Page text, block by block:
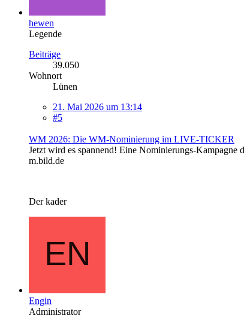
hewen
Legende
Beiträge
39.050
Wohnort
Lünen
21. Mai 2026 um 13:14
#5
WM 2026: Die WM-Nominierung im LIVE-TICKER
Jetzt wird es spannend! Eine Nominierungs-
m.bild.de
Der kader
Engin
Administrator